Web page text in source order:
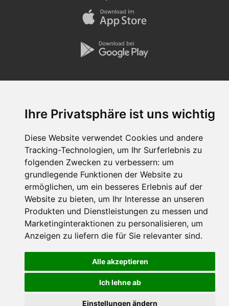
Ihre Privatsphäre ist uns wichtig
Diese Website verwendet Cookies und andere
Tracking-Technologien, um Ihr Surferlebnis zu
folgenden Zwecken zu verbessern: um
grundlegende Funktionen der Website zu
ermöglichen, um ein besseres Erlebnis auf der
Website zu bieten, um Ihr Interesse an unseren
Produkten und Dienstleistungen zu messen und
Marketinginteraktionen zu personalisieren, um
Anzeigen zu liefern die für Sie relevanter sind.
Alle akzeptieren
Ich lehne ab
Einstellungen ändern
Nutzungsbedingungen
Kontakt
Partner
©2026 Schneemenschen GmbH
Goldener Herbst in den Alpen- Angebote vergleichen
& die Natur genießen! Jetzt Angebote entdecken!